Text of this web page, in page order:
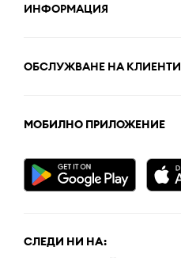
ИНФОРМАЦИЯ
ОБСЛУЖВАНЕ НА КЛИЕНТИ
МОБИЛНО ПРИЛОЖЕНИЕ
СЛЕДИ НИ НА: